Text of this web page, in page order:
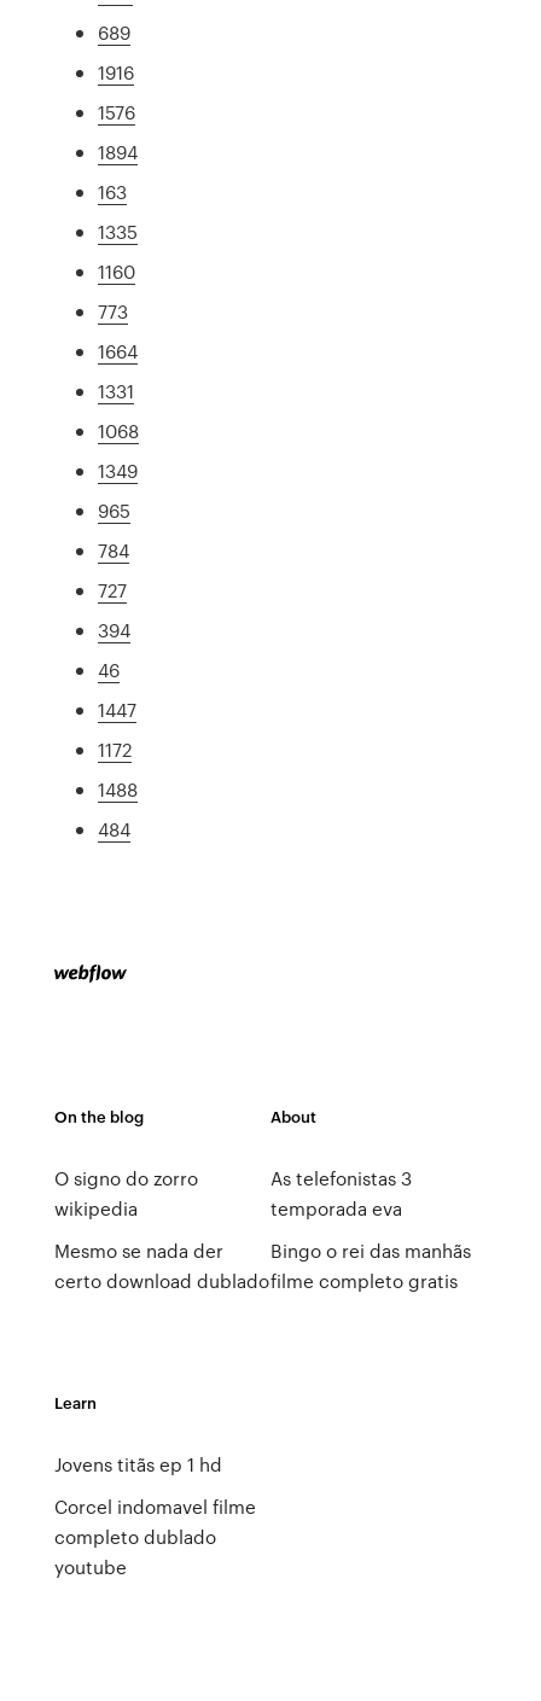
689
1916
1576
1894
163
1335
1160
773
1664
1331
1068
1349
965
784
727
394
46
1447
1172
1488
484
On the blog
O signo do zorro
wikipedia
Mesmo se nada der
certo download dublado
About
As telefonistas 3
temporada eva
Bingo o rei das manhãs
filme completo gratis
Learn
Jovens titãs ep 1 hd
Corcel indomavel filme
completo dublado
youtube